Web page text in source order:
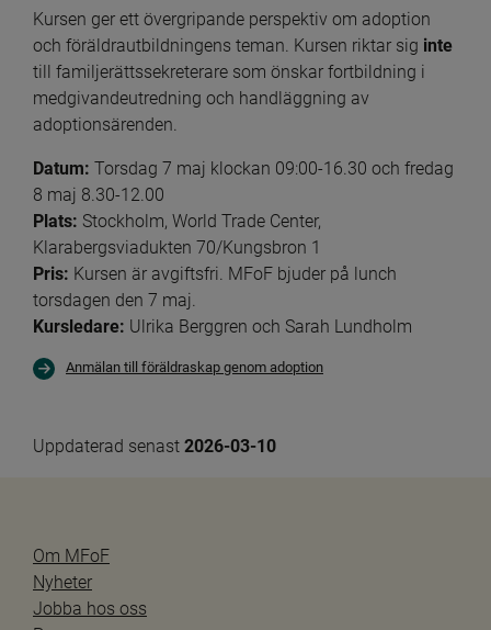
Kursen ger ett övergripande perspektiv om adoption
och föräldrautbildningens teman. Kursen riktar sig inte
till familjerättssekreterare som önskar fortbildning i
medgivandeutredning och handläggning av
adoptionsärenden.
Datum: Torsdag 7 maj klockan 09:00-16.30 och fredag
8 maj 8.30-12.00
Plats: Stockholm, World Trade Center,
Klarabergsviadukten 70/Kungsbron 1
Pris: Kursen är avgiftsfri. MFoF bjuder på lunch
torsdagen den 7 maj.
Kursledare: Ulrika Berggren och Sarah Lundholm
Anmälan till föräldraskap genom adoption
Uppdaterad senast 2026-03-10
Om MFoF
Nyheter
Jobba hos oss